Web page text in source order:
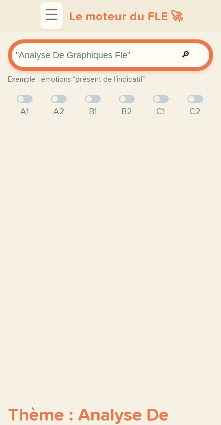
☰ Le moteur du FLE 🚀
🔎
Exemple : émotions "présent de l'indicatif"
A1 A2 B1 B2 C1 C2
Thème : Analyse De